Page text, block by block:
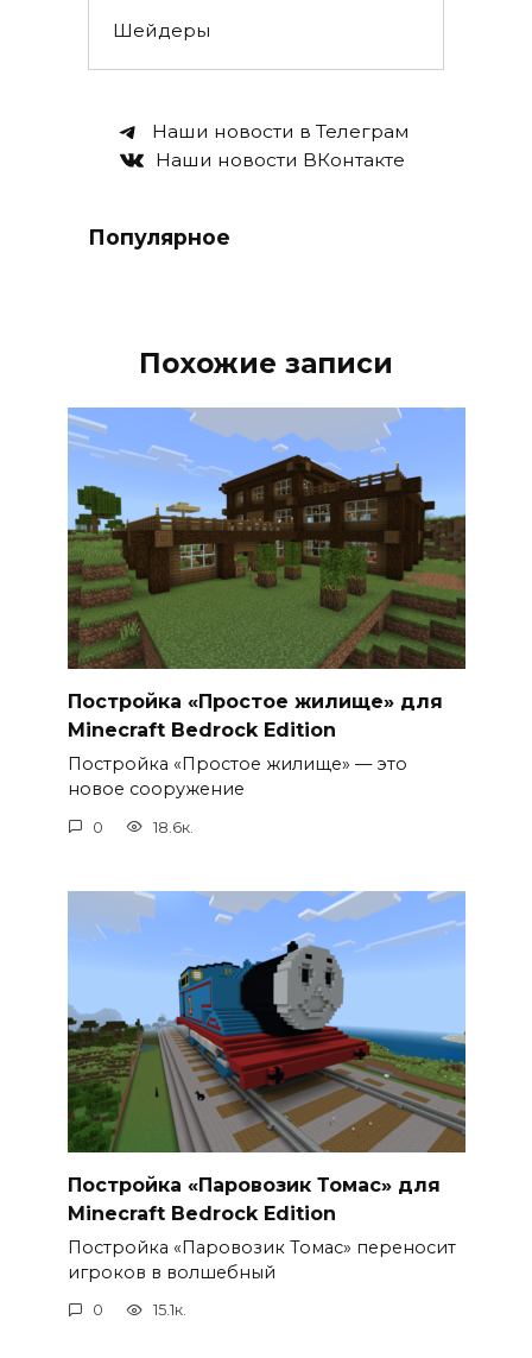
Шейдеры
Наши новости в Телеграм
Наши новости ВКонтакте
Популярное
Похожие записи
Постройка «Простое жилище» для
Minecraft Bedrock Edition
Постройка «Простое жилище» — это
новое сооружение
0 18.6к.
Постройка «Паровозик Томас» для
Minecraft Bedrock Edition
Постройка «Паровозик Томас» переносит
игроков в волшебный
0 15.1к.